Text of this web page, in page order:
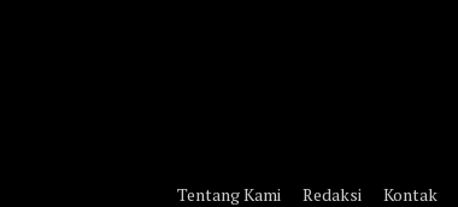
Tentang Kami Redaksi Kontak